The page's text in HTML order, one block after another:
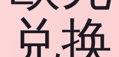
兑换